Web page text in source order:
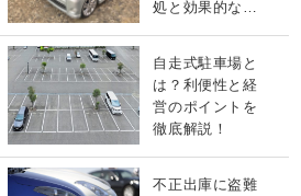
処と効果的な対
自走式駐車場と
は？利便性と経
営のポイントを
徹底解説！
不正出庫に盗難